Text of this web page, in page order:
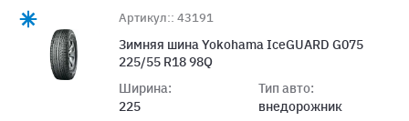
Артикул:: 43191
Зимняя шина Yokohama IceGUARD G075
225/55 R18 98Q
Ширина:
225
Тип авто:
внедорожник